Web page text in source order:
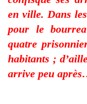
en ville. Dans
pour le
quatre
habitants ;
arrive peu